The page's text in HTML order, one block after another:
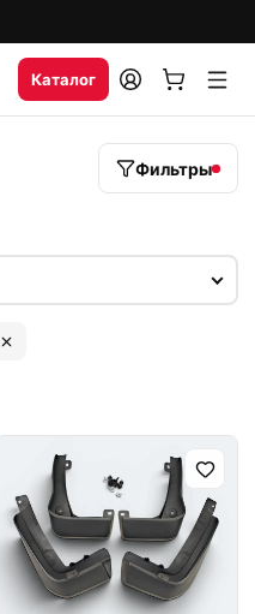
Каталог
Фильтры